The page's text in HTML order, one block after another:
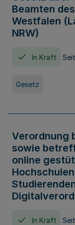
Beamten
Westfalen
NRW)
In Kraft
Gesetz
Verordnung
sowie
online
In Kraft